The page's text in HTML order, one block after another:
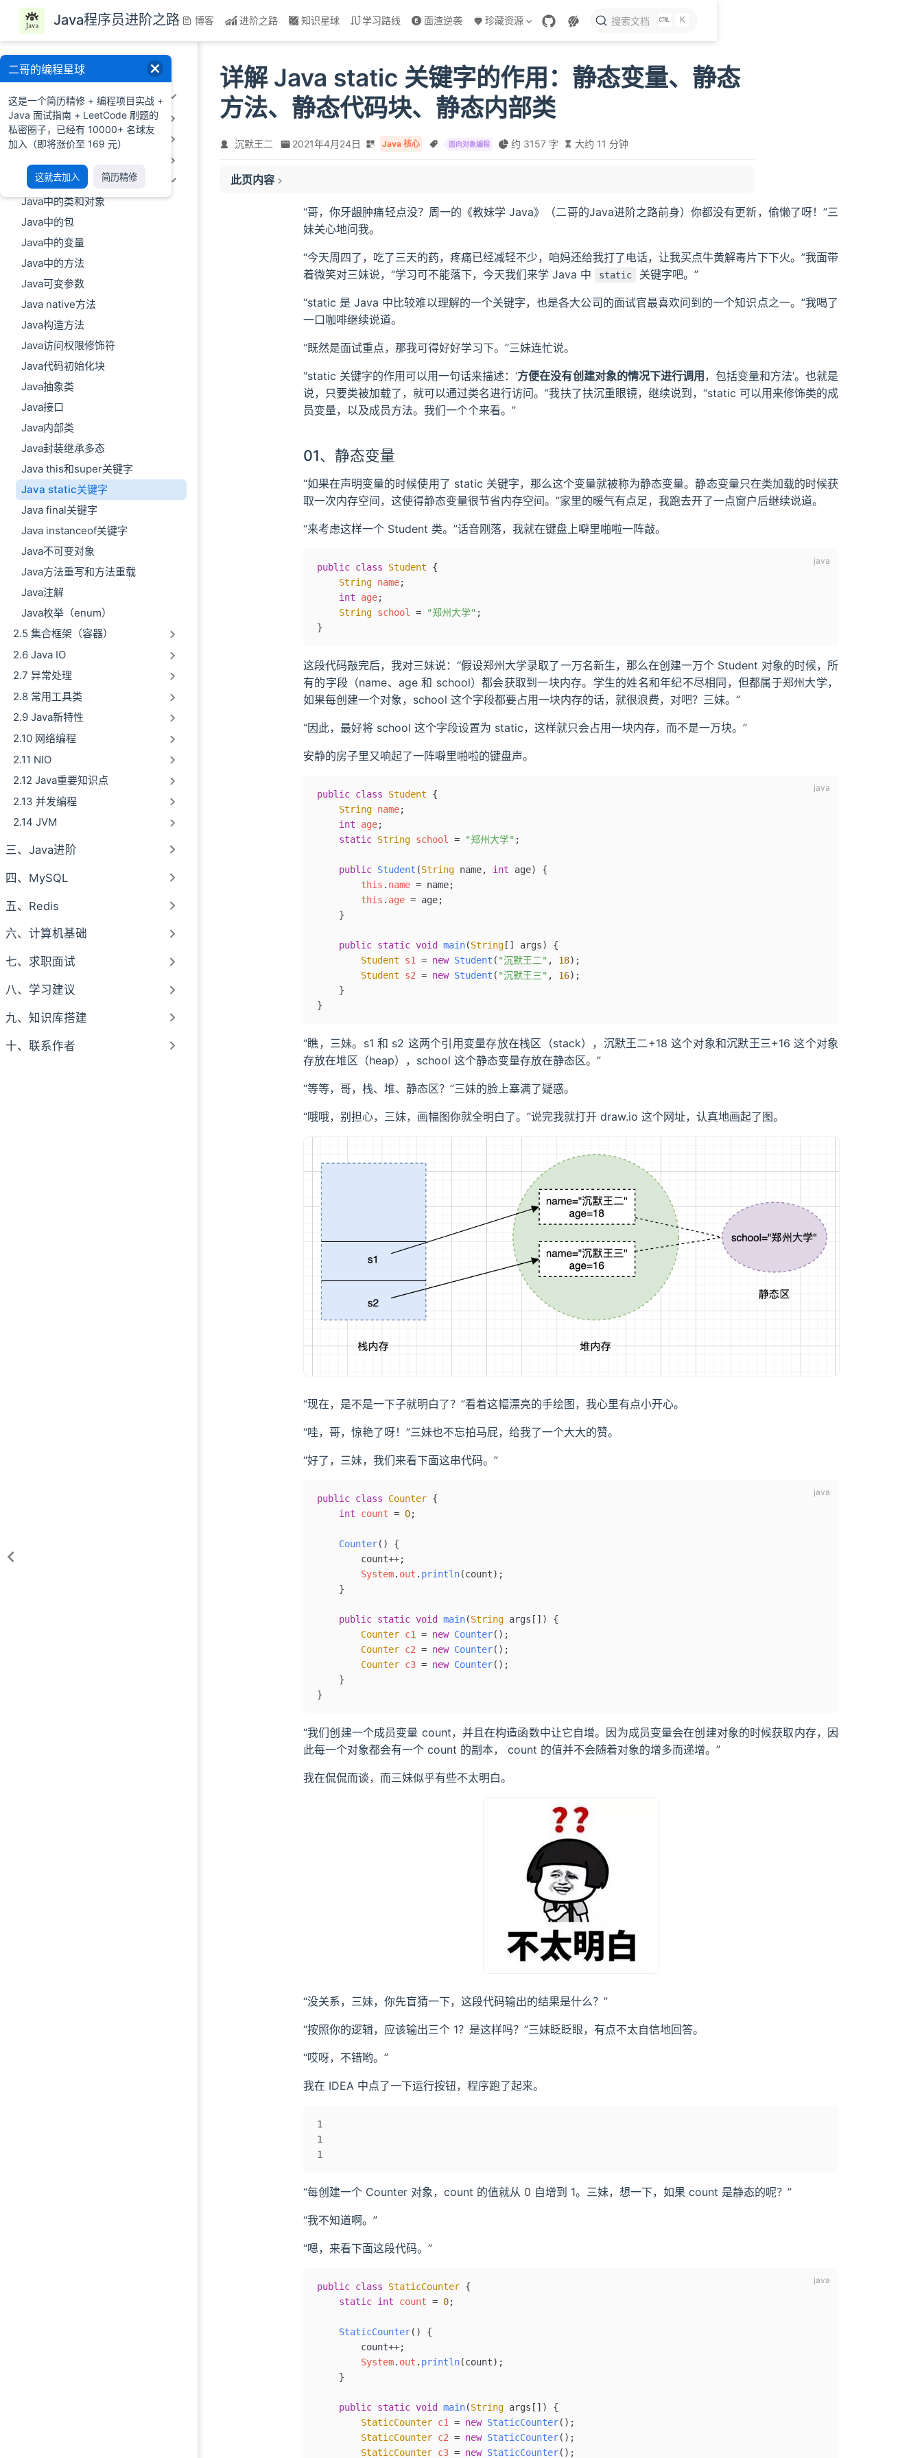
跳至主要內容
Java程序员进阶之路 博客 进阶之路 知识星球 学习路线 面渣逆袭 珍藏资源 搜索文档 K
一、前言
二、Java基础
2.1 Java概述及环境配置
2.2 Java语法基础
2.4 面向对象编程
Java中的类和对象
Java中的包
Java中的变量
Java中的方法
Java可变参数
Java native方法
Java构造方法
Java访问权限修饰符
Java代码初始化块
Java抽象类
Java接口
Java内部类
Java封装继承多态
Java this和super关键字
Java static关键字
Java final关键字
Java instanceof关键字
Java不可变对象
Java方法重写和方法重载
Java注解
Java枚举（enum）
2.5 集合框架（容器）
2.6 Java IO
2.7 异常处理
2.8 常用工具类
2.9 Java新特性
2.10 网络编程
2.11 NIO
2.12 Java重要知识点
2.13 并发编程
2.14 JVM
三、Java进阶
四、MySQL
五、Redis
六、计算机基础
七、求职面试
八、学习建议
九、知识库搭建
十、联系作者
详解 Java static 关键字的作用：静态变量、静态
方法、静态代码块、静态内部类
沉默王二 2021年4月24日 Java 核心 面向对象编程 约 3157 字 大约 11 分钟
此页内容
“哥，你牙龈肿痛轻点没？周一的《教妹学 Java》（二哥的Java进阶之路前身）你都没有更新，偷懒了呀！”三
妹关心地问我。
“今天周四了，吃了三天的药，疼痛已经减轻不少，咱妈还给我打了电话，让我买点牛黄解毒片下下火。”我面带
着微笑对三妹说，“学习可不能落下，今天我们来学 Java 中
static 关键字吧。”
“static 是 Java 中比较难以理解的一个关键字，也是各大公司的面试官最喜欢问到的一个知识点之一。”我喝了
一口咖啡继续说道。
“既然是面试重点，那我可得好好学习下。”三妹连忙说。
“static 关键字的作用可以用一句话来描述：‘方便在没有创建对象的情况下进行调用 ，包括变量和方法’。也就是
说，只要类被加载了，就可以通过类名进行访问。”我扶了扶沉重眼镜，继续说到，“static 可以用来修饰类的成
员变量，以及成员方法。我们一个个来看。”
01、静态变量
“如果在声明变量的时候使用了 static 关键字，那么这个变量就被称为静态变量。静态变量只在类加载的时候获
取一次内存空间，这使得静态变量很节省内存空间。”家里的暖气有点足，我跑去开了一点窗户后继续说道。
“来考虑这样一个 Student 类。”话音刚落，我就在键盘上噼里啪啦一阵敲。
public class Student {
    String
name;
    int
age;
    String
school = "郑州大学" ;
}
这段代码敲完后，我对三妹说：“假设郑州大学录取了一万名新生，那么在创建一万个 Student 对象的时候，所
有的字段（name、age 和 school）都会获取到一块内存。学生的姓名和年纪不尽相同，但都属于郑州大学，
如果每创建一个对象，school 这个字段都要占用一块内存的话，就很浪费，对吧？三妹。”
“因此，最好将 school 这个字段设置为 static，这样就只会占用一块内存，而不是一万块。”
安静的房子里又响起了一阵噼里啪啦的键盘声。
public class Student {
    String
name;
    int
age;
    static
String school = "郑州大学" ;
    public
Student (String name, int age)
{
        this
. name = name;
        this
. age = age;
    }
    public
static void main(String [] args)
{
        Student
s1 = new Student ( "沉默王二" , 18);
        Student
s2 = new Student ( "沉默王三" , 16);
    }
}
“瞧，三妹。s1 和 s2 这两个引用变量存放在栈区（stack），沉默王二+18 这个对象和沉默王三+16 这个对象
存放在堆区（heap），school 这个静态变量存放在静态区。”
“等等，哥，栈、堆、静态区？”三妹的脸上塞满了疑惑。
“哦哦，别担心，三妹，画幅图你就全明白了。”说完我就打开 draw.io 这个网址，认真地画起了图。
“现在，是不是一下子就明白了？”看着这幅漂亮的手绘图，我心里有点小开心。
“哇，哥，惊艳了呀！”三妹也不忘拍马屁，给我了一个大大的赞。
“好了，三妹，我们来看下面这串代码。”
public class Counter {
    int
count = 0;
    Counter
()
{
        count++;
        System
. out . println(count);
    }
    public
static void main(String args [])
{
        Counter
c1 = new Counter();
        Counter
c2 = new Counter();
        Counter
c3 = new Counter();
    }
}
“我们创建一个成员变量 count，并且在构造函数中让它自增。因为成员变量会在创建对象的时候获取内存，因
此每一个对象都会有一个 count 的副本， count 的值并不会随着对象的增多而递增。”
我在侃侃而谈，而三妹似乎有些不太明白。
“没关系，三妹，你先盲猜一下，这段代码输出的结果是什么？”
“按照你的逻辑，应该输出三个 1？是这样吗？”三妹眨眨眼，有点不太自信地回答。
“哎呀，不错哟。”
我在 IDEA 中点了一下运行按钮，程序跑了起来。
1
1
1
“每创建一个 Counter 对象，count 的值就从 0 自增到 1。三妹，想一下，如果 count 是静态的呢？”
“我不知道啊。”
“嗯，来看下面这段代码。”
public class StaticCounter {
    static
int count = 0;
    StaticCounter
()
{
        count++;
        System
. out . println(count);
    }
    public
static void main(String args [])
{
        StaticCounter
c1 = new StaticCounter();
        StaticCounter
c2 = new StaticCounter();
        StaticCounter
c3 = new StaticCounter();
二哥的编程星球
这是一个简历精修 + 编程项目实战 +
Java 面试指南 + LeetCode 刷题的
私密圈子，已经有 10000+ 名球友
加入（即将涨价至 169 元）
这就去加入 简历精修